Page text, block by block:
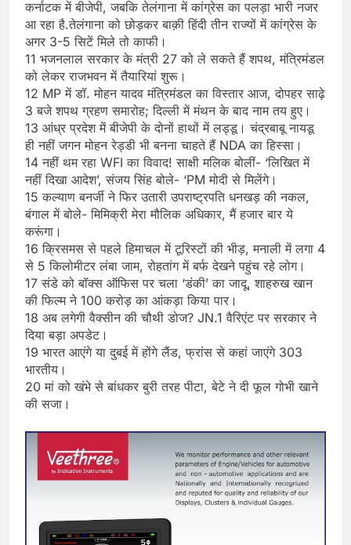
कर्नाटक में बीजेपी, जबकि तेलंगाना में कांग्रेस का पलड़ा भारी नजर
आ रहा है.तेलंगाना को छोड़कर बाक़ी हिंदी तीन राज्यों में कांग्रेस के
अगर 3-5 सिटें मिले तो काफी।
11 भजनलाल सरकार के मंत्री 27 को ले सकते हैं शपथ, मंत्रिमंडल
को लेकर राजभवन में तैयारियां शुरू।
12 MP में डॉ. मोहन यादव मंत्रिमंडल का विस्तार आज, दोपहर साढ़े
3 बजे शपथ ग्रहण समारोह; दिल्ली में मंथन के बाद नाम तय हुए।
13 आंध्र प्रदेश में बीजेपी के दोनों हाथों में लड्डू। चंद्रबाबू नायडू
ही नहीं जगन मोहन रेड्डी भी बनना चाहते हैं NDA का हिस्सा।
14 नहीं थम रहा WFI का विवाद! साक्षी मलिक बोलीं- ‘लिखित में
नहीं दिखा आदेश’, संजय सिंह बोले- ‘PM मोदी से मिलेंगे।
15 कल्याण बनर्जी ने फिर उतारी उपराष्ट्रपति धनखड़ की नकल,
बंगाल में बोले- मिमिक्री मेरा मौलिक अधिकार, मैं हजार बार ये
करूंगा।
16 क्रिसमस से पहले हिमाचल में टूरिस्टों की भीड़, मनाली में लगा 4
से 5 किलोमीटर लंबा जाम, रोहतांग में बर्फ देखने पहुंच रहे लोग।
17 संडे को बॉक्स ऑफिस पर चला ‘डंकी’ का जादू, शाहरुख खान
की फिल्म ने 100 करोड़ का आंकड़ा किया पार।
18 अब लगेगी वैक्सीन की चौथी डोज? JN.1 वैरिएंट पर सरकार ने
दिया बड़ा अपडेट।
19 भारत आएंगे या दुबई में होंगे लैंड, फ्रांस से कहां जाएंगे 303
भारतीय।
20 मां को खंभे से बांधकर बुरी तरह पीटा, बेटे ने दी फूल गोभी खाने
की सजा।